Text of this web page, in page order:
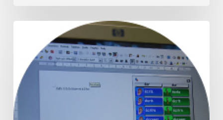
quelles
aides
informatiques
?